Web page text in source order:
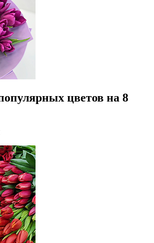
цветов на 8